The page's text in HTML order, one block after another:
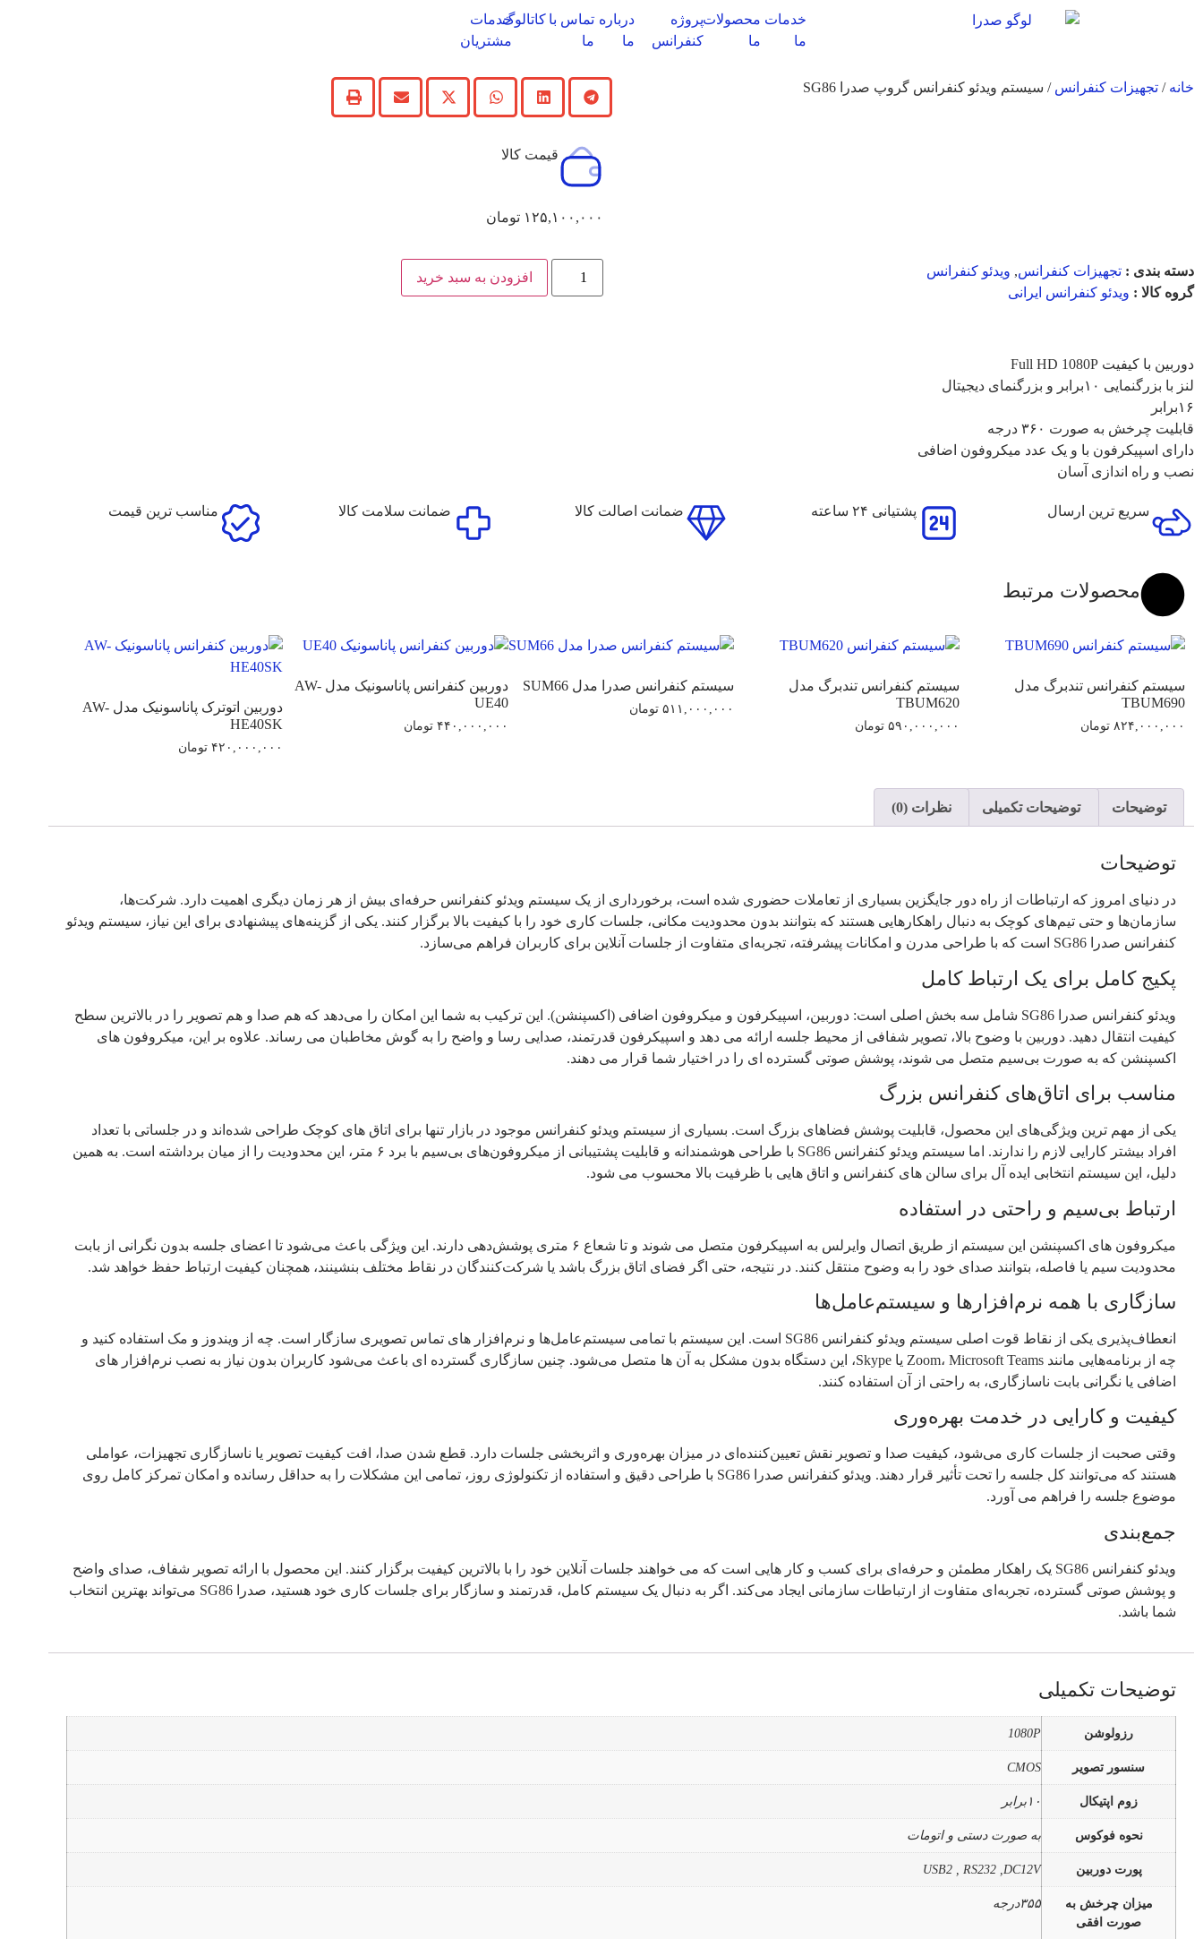
خدمات
ما
محصولات
ما
پروژه
کنفرانس
درباره
ما
تماس با
ما
کاتالوگ‌خدمات
مشتریان
خانه / تجهیزات کنفرانس / سیستم ویدئو کنفرانس گروپ صدرا SG86
دسته بندی : تجهیزات کنفرانس, ویدئو کنفرانس
گروه کالا : ویدئو کنفرانس ایرانی
دوربین با کیفیت Full HD 1080P
لنز با بزرگنمایی ۱۰برابر و بزرگنمای دیجیتال
۱۶برابر
قابلیت چرخش به صورت ۳۶۰ درجه
دارای اسپیکرفون با و یک عدد میکروفون اضافی
نصب و راه‌ اندازی آسان
قیمت کالا
۱۲۵,۱۰۰,۰۰۰ تومان
افزودن به سبد خرید
سریع ترین ارسال پشتیانی ۲۴ ساعته ضمانت اصالت کالا ضمانت سلامت کالا مناسب ترین قیمت
محصولات مرتبط
سیستم کنفرانس تندبرگ مدل
TBUM690
۸۲۴,۰۰۰,۰۰۰ تومان
سیستم کنفرانس تندبرگ مدل
TBUM620
۵۹۰,۰۰۰,۰۰۰ تومان
سیستم کنفرانس صدرا مدل SUM66
۵۱۱,۰۰۰,۰۰۰ تومان
دوربین کنفرانس پاناسونیک مدل AW-
UE40
۴۴۰,۰۰۰,۰۰۰ تومان
دوربین اتوترک پاناسونیک مدل AW-
HE40SK
۴۲۰,۰۰۰,۰۰۰ تومان
توضیحات توضیحات تکمیلی نظرات (0)
توضیحات
در دنیای امروز که ارتباطات از راه دور جایگزین بسیاری از تعاملات حضوری شده است، برخورداری از یک سیستم ویدئو کنفرانس حرفه‌ای بیش از هر زمان دیگری اهمیت دارد. شرکت‌ها،
سازمان‌ها و حتی تیم‌های کوچک به دنبال راهکارهایی هستند که بتوانند بدون محدودیت مکانی، جلسات کاری خود را با کیفیت بالا برگزار کنند. یکی از گزینه‌های پیشنهادی برای این نیاز، سیستم ویدئو
کنفرانس صدرا SG86 است که با طراحی مدرن و امکانات پیشرفته، تجربه‌ای متفاوت از جلسات آنلاین برای کاربران فراهم می‌سازد.
پکیج کامل برای یک ارتباط کامل
ویدئو کنفرانس صدرا SG86 شامل سه بخش اصلی است: دوربین، اسپیکرفون و میکروفون اضافی (اکسپنشن). این ترکیب به شما این امکان را می‌دهد که هم صدا و هم تصویر را در بالاترین سطح
کیفیت انتقال دهید. دوربین با وضوح بالا، تصویر شفافی از محیط جلسه ارائه می‌ دهد و اسپیکرفون قدرتمند، صدایی رسا و واضح را به گوش مخاطبان می‌ رساند. علاوه بر این، میکروفون‌ های
اکسپنشن که به صورت بی‌سیم متصل می‌ شوند، پوشش صوتی گسترده‌ ای را در اختیار شما قرار می‌ دهند.
مناسب برای اتاق‌های کنفرانس بزرگ
یکی از مهم‌ ترین ویژگی‌های این محصول، قابلیت پوشش فضاهای بزرگ است. بسیاری از سیستم‌ ویدئو کنفرانس موجود در بازار تنها برای اتاق‌ های کوچک طراحی شده‌اند و در جلساتی با تعداد
افراد بیشتر کارایی لازم را ندارند. اما سیستم ویدئو کنفرانس SG86 با طراحی هوشمندانه و قابلیت پشتیبانی از میکروفون‌های بی‌سیم با برد ۶ متر، این محدودیت را از میان برداشته است. به همین
دلیل، این سیستم انتخابی ایده‌ آل برای سالن‌ های کنفرانس و اتاق‌ هایی با ظرفیت بالا محسوب می‌ شود.
ارتباط بی‌سیم و راحتی در استفاده
میکروفون‌ های اکسپنشن این سیستم از طریق اتصال وایرلس به اسپیکرفون متصل می‌ شوند و تا شعاع ۶ متری پوشش‌دهی دارند. این ویژگی باعث می‌شود تا اعضای جلسه بدون نگرانی از بابت
محدودیت سیم یا فاصله، بتوانند صدای خود را به وضوح منتقل کنند. در نتیجه، حتی اگر فضای اتاق بزرگ باشد یا شرکت‌کنندگان در نقاط مختلف بنشینند، همچنان کیفیت ارتباط حفظ خواهد شد.
سازگاری با همه نرم‌افزارها و سیستم‌عامل‌ها
انعطاف‌پذیری یکی از نقاط قوت اصلی سیستم ویدئو کنفرانس SG86 است. این سیستم با تمامی سیستم‌عامل‌ها و نرم‌افزار های تماس تصویری سازگار است. چه از ویندوز و مک استفاده کنید و
چه از برنامه‌هایی مانند Zoom، Microsoft Teams یا Skype، این دستگاه بدون مشکل به آن‌ ها متصل می‌شود. چنین سازگاری گسترده‌ ای باعث می‌شود کاربران بدون نیاز به نصب نرم‌افزار های
اضافی یا نگرانی بابت ناسازگاری، به راحتی از آن استفاده کنند.
کیفیت و کارایی در خدمت بهره‌وری
وقتی صحبت از جلسات کاری می‌شود، کیفیت صدا و تصویر نقش تعیین‌کننده‌ای در میزان بهره‌وری و اثربخشی جلسات دارد. قطع شدن صدا، افت کیفیت تصویر یا ناسازگاری تجهیزات، عواملی
هستند که می‌توانند کل جلسه را تحت تأثیر قرار دهند. ویدئو کنفرانس صدرا SG86 با طراحی دقیق و استفاده از تکنولوژی روز، تمامی این مشکلات را به حداقل رسانده و امکان تمرکز کامل روی
موضوع جلسه را فراهم می‌ آورد.
جمع‌بندی
ویدئو کنفرانس SG86 یک راهکار مطمئن و حرفه‌ای برای کسب‌ و کار هایی است که می‌ خواهند جلسات آنلاین خود را با بالاترین کیفیت برگزار کنند. این محصول با ارائه تصویر شفاف، صدای واضح
و پوشش صوتی گسترده، تجربه‌ای متفاوت از ارتباطات سازمانی ایجاد می‌کند. اگر به دنبال یک سیستم کامل، قدرتمند و سازگار برای جلسات کاری خود هستید، صدرا SG86 می‌تواند بهترین انتخاب
شما باشد.
توضیحات تکمیلی
رزولوشن 1080P
سنسور تصویر CMOS
زوم اپتیکال ۱۰برابر
نحوه فوکوس به صورت دستی و اتومات
پورت دوربین USB2 , RS232 ,DC12V
میزان چرخش به
صورت افقی
۳۵۵درجه